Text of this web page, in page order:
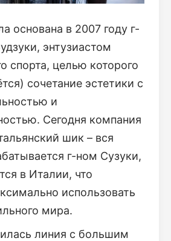
основана в 2007 году г-
энтузиастом
спорта, целью которого
сочетание эстетики с
и
Сегодня компания
шик – вся
г-ном Сузуки,
в Италии, что
использовать
мира.
линия с большим